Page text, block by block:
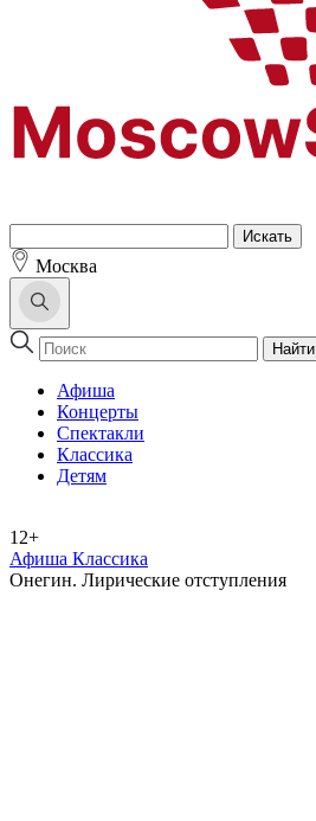
Москва
Найти
Афиша
Концерты
Спектакли
Классика
Детям
12+
Афиша Классика
Онегин. Лирические отступления